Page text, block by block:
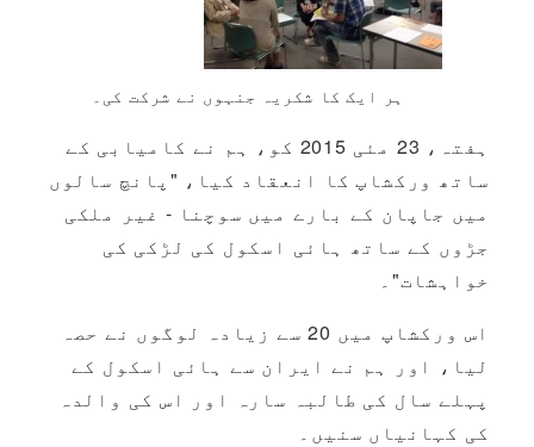
ہر ایک کا شکریہ جنہوں نے شرکت کی۔
ہفتہ، 23 مئی 2015 کو، ہم نے کامیابی کے
ساتھ ورکشاپ کا انعقاد کیا، "پانچ سالوں
میں جاپان کے بارے میں سوچنا - غیر ملکی
جڑوں کے ساتھ ہائی اسکول کی لڑکی کی
خواہشات"۔
اس ورکشاپ میں 20 سے زیادہ لوگوں نے حصہ
لیا، اور ہم نے ایران سے ہائی اسکول کے
پہلے سال کی طالبہ سارہ اور اس کی والدہ
کی کہانیاں سنیں۔